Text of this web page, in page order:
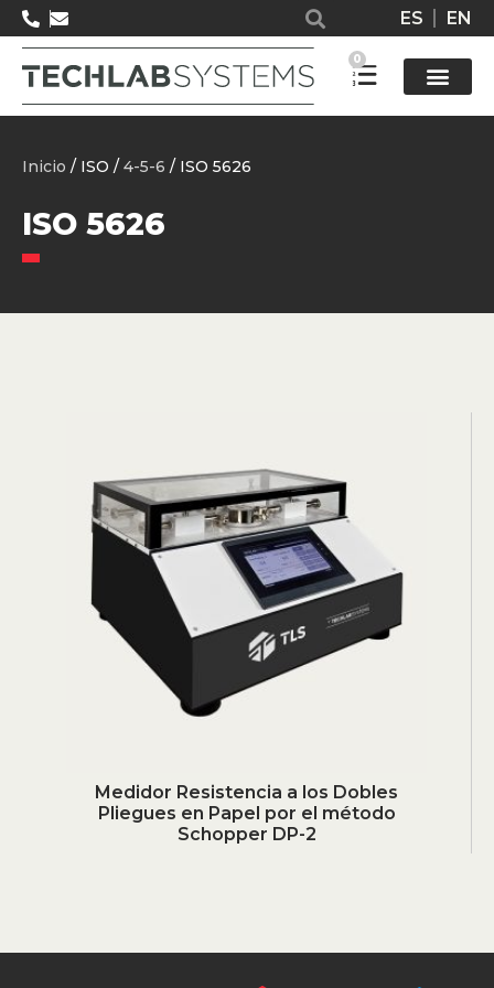
ES EN
0
Inicio / ISO / 4-5-6 / ISO 5626
ISO 5626
Medidor Resistencia a los Dobles
Pliegues en Papel por el método
Schopper DP-2